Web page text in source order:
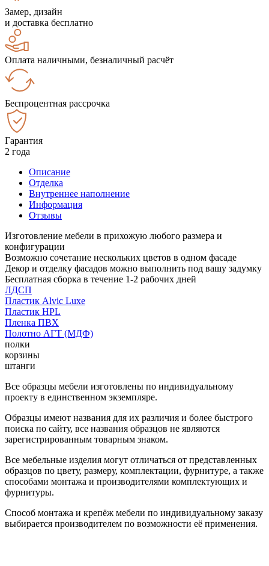
Замер, дизайн
и доставка бесплатно
Оплата наличными, безналичный расчёт
Беспроцентная рассрочка
Гарантия
2 года
Описание
Отделка
Внутреннее наполнение
Информация
Отзывы
Изготовление мебели в прихожую любого размера и
конфигурации
Возможно сочетание нескольких цветов в одном фасаде
Декор и отделку фасадов можно выполнить под вашу задумку
Бесплатная сборка в течение 1-2 рабочих дней
ЛДСП
Пластик Alvic Luxe
Пластик HPL
Пленка ПВХ
Полотно АГТ (МДФ)
полки
корзины
штанги
Все образцы мебели изготовлены по индивидуальному
проекту в единственном экземпляре.
Образцы имеют названия для их различия и более быстрого
поиска по сайту, все названия образцов не являются
зарегистрированным товарным знаком.
Все мебельные изделия могут отличаться от представленных
образцов по цвету, размеру, комплектации, фурнитуре, а также
способами монтажа и производителями комплектующих и
фурнитуры.
Способ монтажа и крепёж мебели по индивидуальному заказу
выбирается производителем по возможности её применения.